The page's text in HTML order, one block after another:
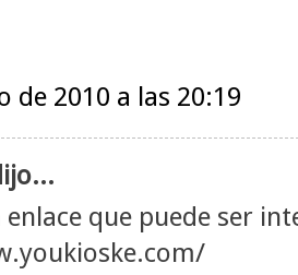
de 2010 a las 20:19
enlace que puede ser